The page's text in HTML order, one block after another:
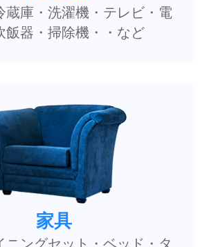
蔵庫・洗濯機・テレビ・電
飯器・掃除機・・など
家具